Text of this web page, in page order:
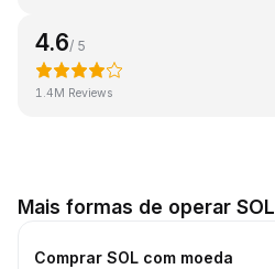
4.6/ 5
1.4M Reviews
Mais formas de operar SOL
Comprar SOL com moeda